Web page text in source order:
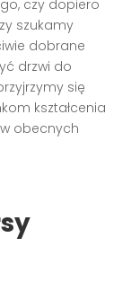
czy dopiero
szukamy
dobrane
drzwi do
się
kształcenia
obecnych